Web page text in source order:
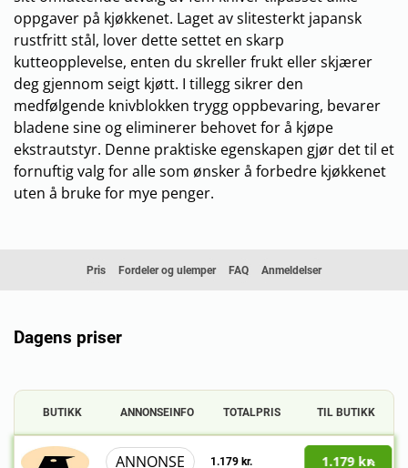
oppgaver på kjøkkenet. Laget av slitesterkt japansk
rustfritt stål, lover dette settet en skarp
kutteopplevelse, enten du skreller frukt eller skjærer
deg gjennom seigt kjøtt. I tillegg sikrer den
medfølgende knivblokken trygg oppbevaring, bevarer
bladene sine og eliminerer behovet for å kjøpe
ekstrautstyr. Denne praktiske egenskapen gjør det til et
fornuftig valg for alle som ønsker å forbedre kjøkkenet
uten å bruke for mye penger.
Pris Fordeler og ulemper FAQ Anmeldelser
Dagens priser
BUTIKK ANNONSEINFO TOTALPRIS TIL BUTIKK
ANNONSE 1.179 kr. 1.179 kr.